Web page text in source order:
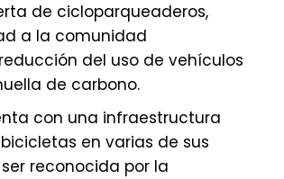
de cicloparqueaderos,
a la comunidad
del uso de vehículos
de carbono.
con una infraestructura
en varias de sus
reconocida por la